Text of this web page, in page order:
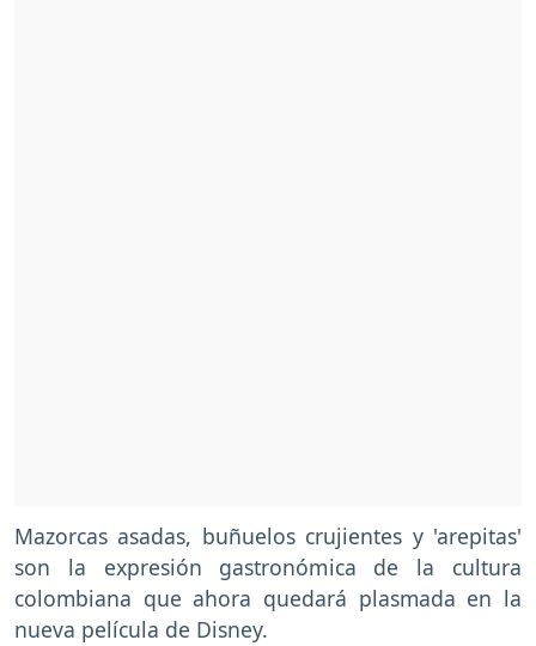
Mazorcas asadas, buñuelos crujientes y 'arepitas'
son la expresión gastronómica de la cultura
colombiana que ahora quedará plasmada en la
nueva película de Disney.